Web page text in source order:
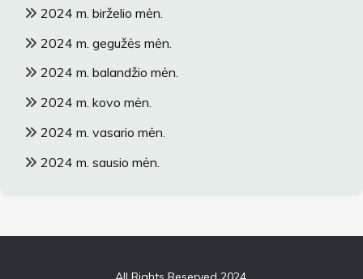
2024 m. birželio mėn.
2024 m. gegužės mėn.
2024 m. balandžio mėn.
2024 m. kovo mėn.
2024 m. vasario mėn.
2024 m. sausio mėn.